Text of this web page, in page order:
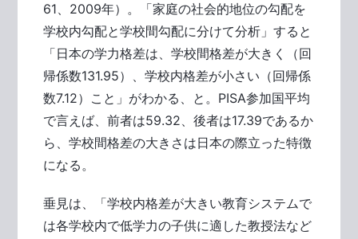
61、2009年）。「家庭の社会的地位の勾配を
学校内勾配と学校間勾配に分けて分析」すると
「日本の学力格差は、学校間格差が大きく（回
帰係数131.95）、学校内格差が小さい（回帰係
数7.12）こと」がわかる、と。PISA参加国平均
で言えば、前者は59.32、後者は17.39であるか
ら、学校間格差の大きさは日本の際立った特徴
になる。
垂見は、「学校内格差が大きい教育システムで
は各学校内で低学力の子供に適した教授法など